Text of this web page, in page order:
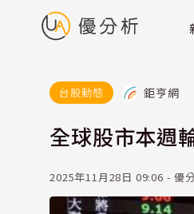
台股動態 鉅亨網
全球股市本週
2025年11月28日 09:06 - 優